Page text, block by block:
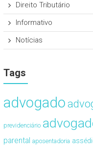
Direito Tributário
Informativo
Notícias
Tags
advogado
previdenciário
parental aposentadoria